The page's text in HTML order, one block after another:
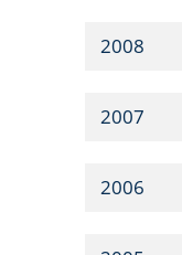
2008
2007
2006